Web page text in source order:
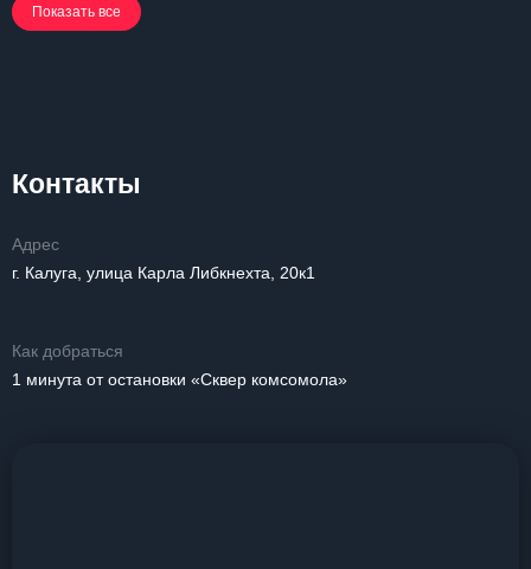
Показать все
Контакты
Адрес
г. Калуга, улица Карла Либкнехта, 20к1
Как добраться
1 минута от остановки «Сквер комсомола»